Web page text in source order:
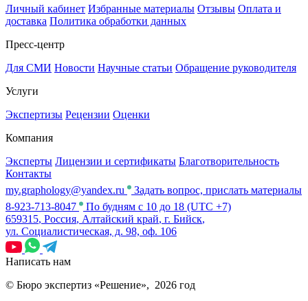
Личный кабинет Избранные материалы Отзывы Оплата и
доставка Политика обработки данных
Пресс-центр
Для СМИ Новости Научные статьи Обращение руководителя
Услуги
Экспертизы Рецензии Оценки
Компания
Эксперты Лицензии и сертификаты Благотворительность
Контакты
my.graphology@yandex.ru
Задать вопрос, прислать материалы
8-923-713-8047
По будням с 10 до 18 (UTC +7)
659315, Россия, Алтайский край, г. Бийск,
ул. Социалистическая, д. 98, оф. 106
Написать нам
© Бюро экспертиз «Решение», 2026 год